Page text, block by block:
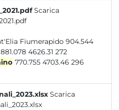
Scarica
72 Sora 881.078 4626.31 272
770.755 4703.46 296
Scarica